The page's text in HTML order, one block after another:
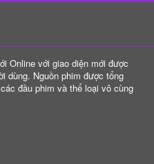
Online với giao diện mới được
dùng. Nguồn phim được tổng
đầu phim và thể loại vô cùng